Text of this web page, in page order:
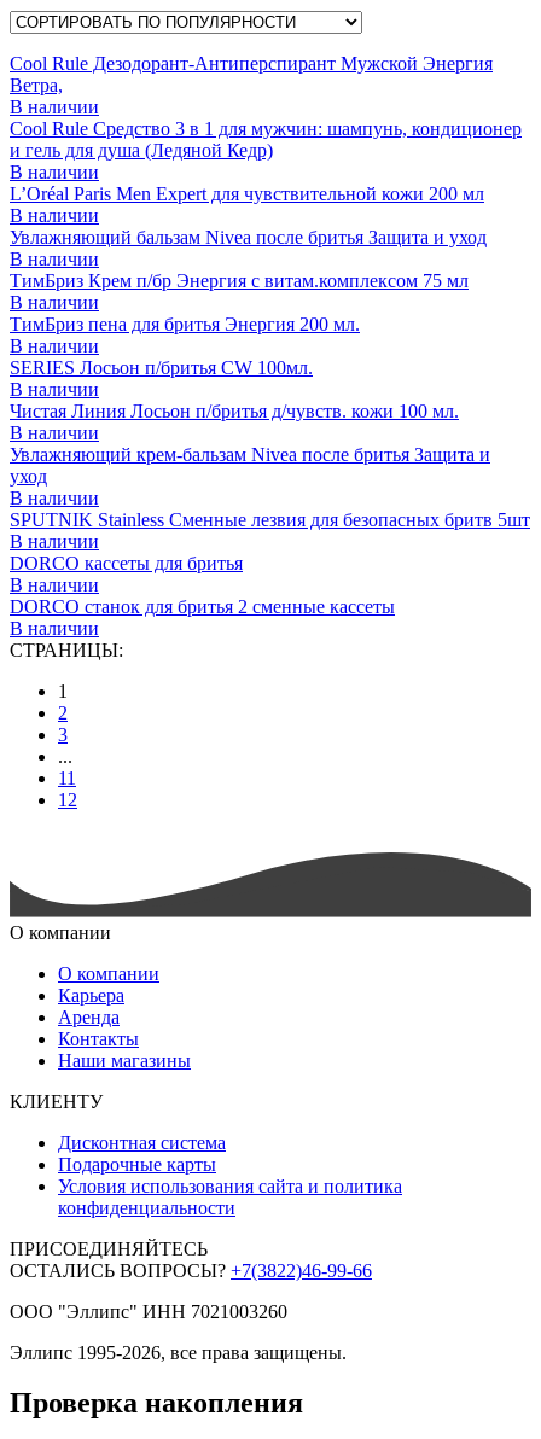
Cool Rule Дезодорант-Антиперспирант Мужской Энергия
Ветра,
В наличии
Cool Rule Средство 3 в 1 для мужчин: шампунь, кондиционер
и гель для душа (Ледяной Кедр)
В наличии
L’Oréal Paris Men Expert для чувствительной кожи 200 мл
В наличии
Увлажняющий бальзам Nivea после бритья Защита и уход
В наличии
ТимБриз Крем п/бр Энергия с витам.комплексом 75 мл
В наличии
ТимБриз пена для бритья Энергия 200 мл.
В наличии
SERIES Лосьон п/бритья CW 100мл.
В наличии
Чистая Линия Лосьон п/бритья д/чувств. кожи 100 мл.
В наличии
Увлажняющий крем-бальзам Nivea после бритья Защита и
уход
В наличии
SPUTNIK Stainless Сменные лезвия для безопасных бритв 5шт
В наличии
DORCO кассеты для бритья
В наличии
DORCO станок для бритья 2 сменные кассеты
В наличии
СТРАНИЦЫ:
1
2
3
...
11
12
О компании
О компании
Карьера
Аренда
Контакты
Наши магазины
КЛИЕНТУ
Дисконтная система
Подарочные карты
Условия использования сайта и политика
конфиденциальности
ПРИСОЕДИНЯЙТЕСЬ
ОСТАЛИСЬ ВОПРОСЫ? +7(3822)46-99-66
ООО "Эллипс" ИНН 7021003260
Эллипс 1995-2026, все права защищены.
Проверка накопления